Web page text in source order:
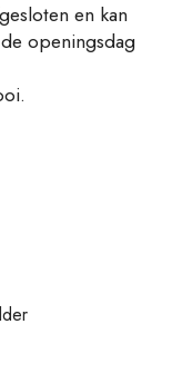
en kan
openingsdag